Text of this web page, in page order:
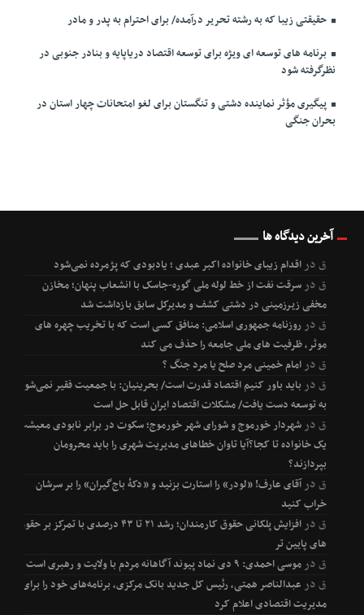
حقیقتی زیبا که به رشته تحریر درآمده/ برای احترام به پدر و مادر
برنامه های توسعه ای ویژه برای توسعه اقتصاد دریاپایه و بنادر جنوبی در
نظرگرفته شود
پیگیری مؤثر نماینده دشتی و تنگستان برای لغو امتحانات چهار استان در
بحران جنگی
آخرین دیدگاه ها
قدراقدام زیبای خانواده اکبر عبدی ؛ یادبودی که پژمرده نمی‌شود
قدرسرقت نفت از خط لوله ملی گوره-جاسک با انشعاب پنهان؛ مخازن
مخفی زیرزمینی در دشتی کشف و مدیرکل سابق بازداشت شد
قدرروزنامه جمهوری اسلامی: منافق کسی است که با تخریب چهره های
موثر، ظرفیت های ملی جامعه را حذف می کند
قدرامام خمینی مرد صلح یا مرد جنگ ؟
قدرباید باور کنیم اقتصاد قدرت است/ بحرینیان: با جمعیت فقیر نمی‌شود
به توسعه دست یافت/ مشکلات اقتصاد ایران قابل حل است
قدرشهردار خورموج و شورای شهر خورموج؛ سکوت در برابر نابودی معیشت
یک خانواده تا کجا؟آیا تاوان خطاهای مدیریت شهری را باید محرومان
بپردازند؟
قدرآقای عارف! «لودر» را استارت بزنید و «دکۀ باج‌گیران» را بر سرشان
خراب کنید
قدر
افزایش پلکانی حقوق کارمندان؛ رشد ۲۱ تا ۴۳ درصدی با تمرکز بر حقوق
های پایین تر
قدرموسی احمدی: ۹ دی نماد پیوند آگاهانه مردم با ولایت و رهبری است
قدرعبدالناصر همتی، رئیس کل جدید بانک مرکزی، برنامه‌های خود را برای
مدیریت اقتصادی اعلام کرد